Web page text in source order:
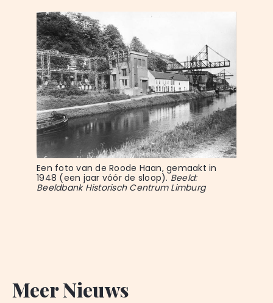
Een foto van de Roode Haan, gemaakt in
1948 (een jaar vóór de sloop). Beeld:
Beeldbank Historisch Centrum Limburg
Meer Nieuws